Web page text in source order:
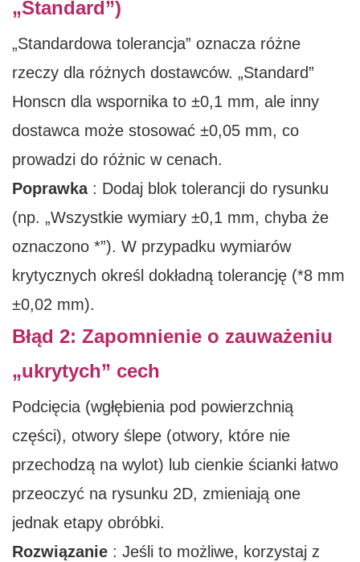
„Standard”)
„Standardowa tolerancja” oznacza różne
rzeczy dla różnych dostawców. „Standard”
Honscn dla wspornika to ±0,1 mm, ale inny
dostawca może stosować ±0,05 mm, co
prowadzi do różnic w cenach.
Poprawka: Dodaj blok tolerancji do rysunku
(np. „Wszystkie wymiary ±0,1 mm, chyba że
oznaczono *”). W przypadku wymiarów
krytycznych określ dokładną tolerancję (*8 mm
±0,02 mm).
Błąd 2: Zapomnienie o zauważeniu
„ukrytych” cech
Podcięcia (wgłębienia pod powierzchnią
części), otwory ślepe (otwory, które nie
przechodzą na wylot) lub cienkie ścianki łatwo
przeoczyć na rysunku 2D, zmieniają one
jednak etapy obróbki.
Rozwiązanie : Jeśli to możliwe, korzystaj z